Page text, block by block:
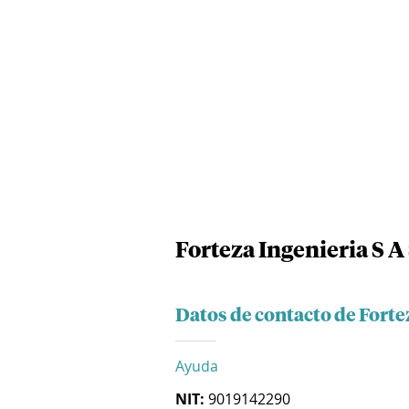
Forteza Ingenieria S A
Datos de contacto de
Ayuda
NIT: 9019142290